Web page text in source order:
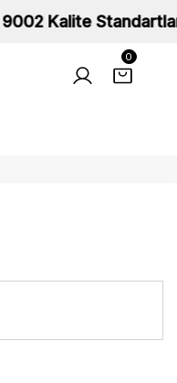
Standartlarına
0